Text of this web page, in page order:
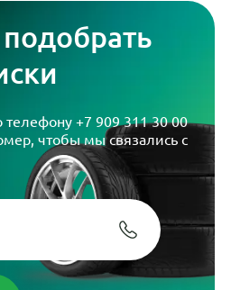
телефону +7 909 311 30 00
чтобы мы связались с